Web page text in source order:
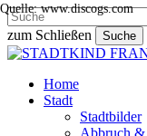
Skip
to
main
content
zum Schließen
Suche
Close
search
Menu
Home
Stadt
Stadtbilder
Abbruch &
Quelle: www.discogs.com